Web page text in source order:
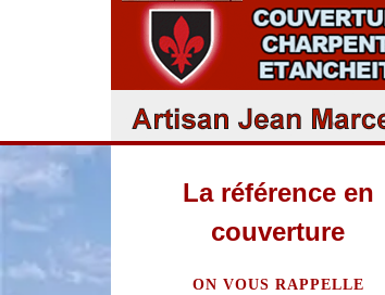
La référence en
couverture
ON VOUS RAPPELLE